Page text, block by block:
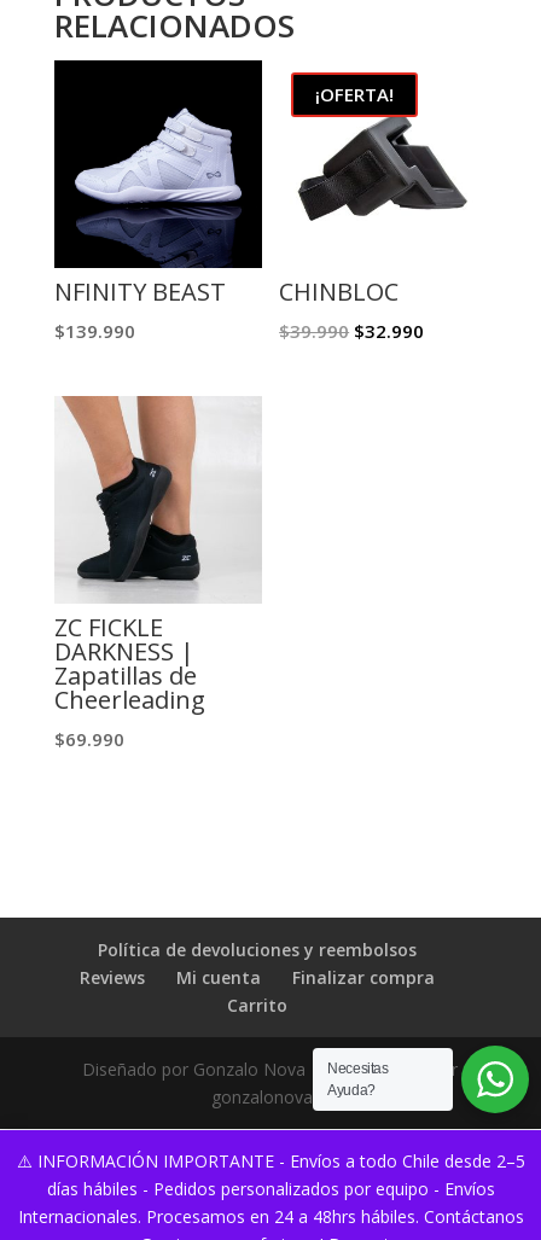
⚠️ INFORMACIÓN IMPORTANTE - Envíos a todo Chile desde 2–5
días hábiles - Pedidos personalizados por equipo - Envíos
Internacionales. Procesamos en 24 a 48hrs hábiles. Contáctanos
RELACIONADOS
NFINITY BEAST
$139.990
¡OFERTA!
CHINBLOC
$39.990 El
$32.990
ZC FICKLE
DARKNESS |
Zapatillas de
Cheerleading
$69.990
Política de devoluciones y reembolsos
Reviews
Mi cuenta
Finalizar compra
Carrito
Diseñado por Gonzalo Nova | Desarrollado por
gonzalonova.cl
Necesitas
Ayuda?